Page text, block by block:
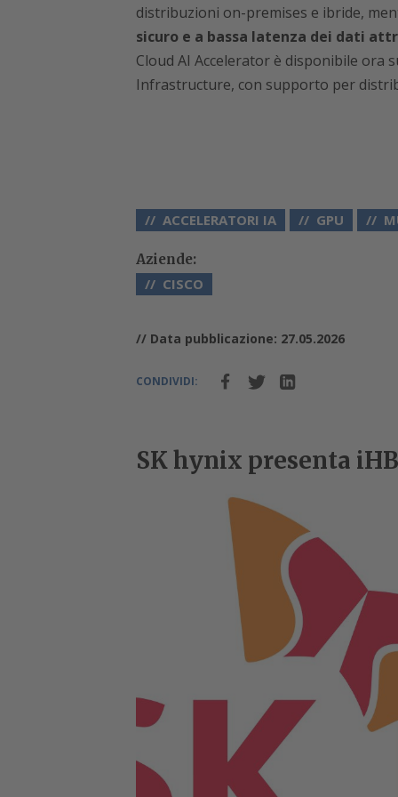
distribuzioni on-premises e ibride,
sicuro e a bassa latenza dei dati
Cloud AI Accelerator è disponibile ora
Infrastructure, con supporto per
ACCELERATORI IA GPU
Aziende:
CISCO
// Data pubblicazione: 27.05.2026
CONDIVIDI:
SK hynix presenta